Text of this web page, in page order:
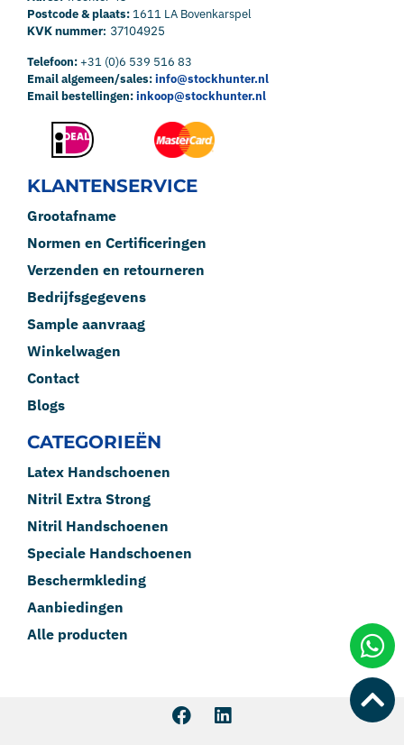
Postcode & plaats: 1611 LA Bovenkarspel
KVK nummer: 37104925
Telefoon:+31 (0)6 539 516 83
Email algemeen/sales:info@stockhunter.nl
Email bestellingen:inkoop@stockhunter.nl
KLANTENSERVICE
Grootafname
Normen en Certificeringen
Verzenden en retourneren
Bedrijfsgegevens
Sample aanvraag
Winkelwagen
Contact
Blogs
CATEGORIEËN
Latex Handschoenen
Nitril Extra Strong
Nitril Handschoenen
Speciale Handschoenen
Beschermkleding
Aanbiedingen
Alle producten